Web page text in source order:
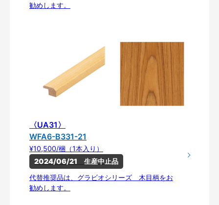
勧めします。
〈UA31〉
WFA6-B331-21
¥10,500/梱（1本入り）
2024/06/21　生産中止品
代替推奨品は、グラビオシリーズ 木目柄をお
勧めします。